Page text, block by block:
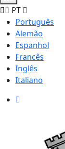
PT
Português
Alemão
Espanhol
Francês
Inglês
Italiano